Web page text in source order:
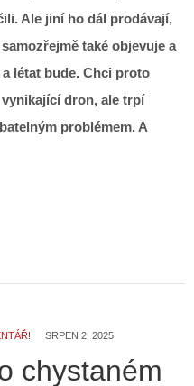
Ale jiní ho dál prodávají,
také objevuje a
létat bude. Chci proto
dron, ale trpí
problémem. A
SRPEN 2, 2025
chystaném